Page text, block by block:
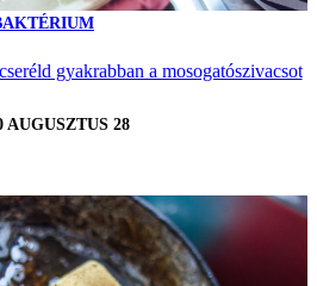
gyakrabban a mosogatószivacsot
AUGUSZTUS 28